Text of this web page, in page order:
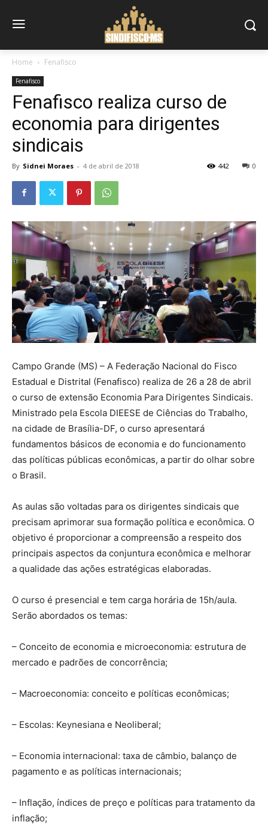
Home Fenafisco
Fenafisco
Fenafisco realiza curso de
economia para dirigentes
sindicais
By Sidnei Moraes - 4 de abril de 2018 0
442
Campo Grande (MS) – A Federação Nacional do Fisco
Estadual e Distrital (Fenafisco) realiza de 26 a 28 de abril
o curso de extensão Economia Para Dirigentes Sindicais.
Ministrado pela Escola DIEESE de Ciências do Trabalho,
na cidade de Brasília-DF, o curso apresentará
fundamentos básicos de economia e do funcionamento
das políticas públicas econômicas, a partir do olhar sobre
o Brasil.
As aulas são voltadas para os dirigentes sindicais que
precisam aprimorar sua formação política e econômica. O
objetivo é proporcionar a compreensão a respeito dos
principais aspectos da conjuntura econômica e melhorar
a qualidade das ações estratégicas elaboradas.
O curso é presencial e tem carga horária de 15h/aula.
Serão abordados os temas:
– Conceito de economia e microeconomia: estrutura de
mercado e padrões de concorrência;
– Macroeconomia: conceito e políticas econômicas;
– Escolas: Keynesiana e Neoliberal;
– Economia internacional: taxa de câmbio, balanço de
pagamento e as políticas internacionais;
– Inflação, índices de preço e políticas para tratamento da
inflação;